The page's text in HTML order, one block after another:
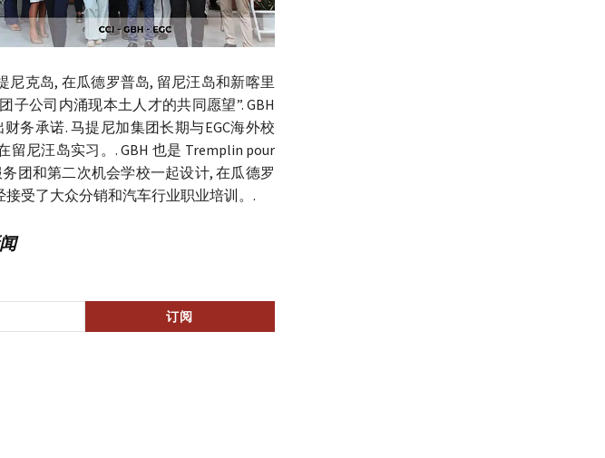
尼克岛, 在瓜德罗普岛, 留尼汪岛和新喀里
子公司内涌现本土人才的共同愿望”. GBH
务承诺. 马提尼加集团长期与EGC海外校
留尼汪岛实习。. GBH 也是 Tremplin pour
团和第二次机会学校一起设计, 在瓜德罗
接受了大众分销和汽车行业职业培训。.